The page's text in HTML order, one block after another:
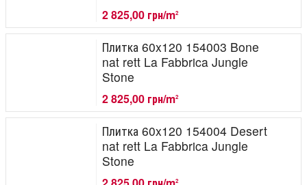
2 825,00 грн/m2
Плитка 60x120 154003 Bone
nat rett La Fabbrica Jungle
Stone
2 825,00 грн/m2
Плитка 60x120 154004 Desert
nat rett La Fabbrica Jungle
Stone
2